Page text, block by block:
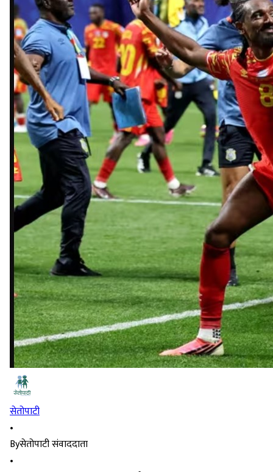
सेतोपाटी
•
Byसेतोपाटी संवाददाता
•